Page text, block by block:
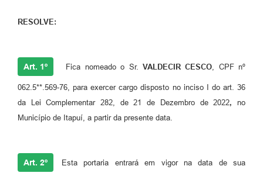
RESOLVE:
Art. 1º Fica nomeado o Sr. VALDECIR CESCO, CPF nº
062.5**.569-76, para exercer cargo disposto no inciso I do art. 36
da Lei Complementar 282, de 21 de Dezembro de 2022,no
Município de Itapuí, a partir da presente data.
Art. 2º Esta portaria entrará em vigor na data de sua